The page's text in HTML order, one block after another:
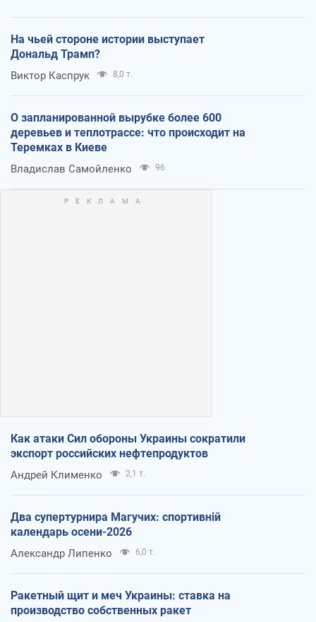
На чьей стороне истории выступает
Дональд Трамп?
Виктор Каспрук 8,0 т.
О запланированной вырубке более 600
деревьев и теплотрассе: что происходит на
Теремках в Киеве
Владислав Самойленко 96
Как атаки Сил обороны Украины сократили
экспорт российских нефтепродуктов
Андрей Клименко 2,1 т.
Два супертурнира Магучих: спортивній
календарь осени-2026
Александр Липенко 6,0 т.
Ракетный щит и меч Украины: ставка на
производство собственных ракет